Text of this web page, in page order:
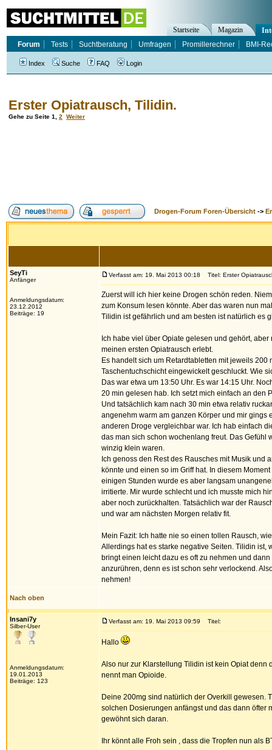
Erster Opiatrausch, Tilidin.
Gehe zu Seite 1 2 Weiter
Drogen-Forum Foren-Übersicht ->
SeyTi
Anfänger
Anmeldungsdatum:
23.12.2012
Beiträge: 19
Verfasst am: 19. Mai 2013 00:18 Titel: Erster
Zuerst will ich hier keine Drogen schön reden.
zum Konsum lesen könnte. Aber das waren nun
Tilidin ist gefährlich und am besten ist natürlich es
Ich habe viel über Opiate gelesen und gehört,
meinen ersten Opiatrausch erlebt.
Es handelt sich um Retardtabletten mit jeweils
Taschentuchschicht eingewickelt geschluckt. Wie
Das war etwa um 13:50 Uhr. Es war 14:15 Uhr.
20 min gelesen hab. Ich setzt mich einfach an den
Und tatsächlich kam nach 30 min etwa relativ
angenehm warm am ganzen Körper und mir
anderen Droge vergleichbar war. Ich hab einfach
das man sich schon wochenlang freut. Das Gefühl
winzig klein waren.
Ich genoss den Rest des Rausches mit Musik
könnte und einen so im Griff hat. In diesem
einigen Stunden wurde es aber langsam
irritierte. Mir wurde schlecht und ich musste mich
aber noch zurückhalten. Tatsächlich war der
und war am nächsten Morgen relativ fit.
Mein Fazit: Ich hatte nie so einen tollen Rausch,
Allerdings hat es starke negative Seiten. Tilidin
bringt einen leicht dazu es oft zu nehmen und
anzurühren, denn es ist schon sehr verlockend.
nehmen!
Nach oben
Insani7y
Silber-User
Anmeldungsdatum:
19.01.2013
Beiträge: 123
Verfasst am: 19. Mai 2013 09:59 Titel:
Hallo
Also nur zur Klarstellung Tilidin ist kein Opiat
nennt man Opioide.
Deine 200mg sind natürlich der Overkill gewesen.
solchen Dosierungen anfängst und das dann öfter
gewöhnt sich daran.
Ihr könnt alle Froh sein , dass die Tropfen nun als
Startseite Magazin
Forum
Tests Suchtberatung Umfragen Promillerechner BMI-
Index Suche FAQ Login